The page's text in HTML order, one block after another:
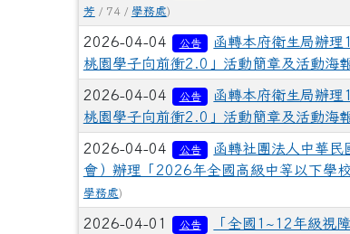
芳 / 74 / 學務處)
2026-04-04 公告
函轉本府衛生局辦
桃園學子向前衝2.0」活動簡章及活動海
2026-04-04 公告
函轉本府衛生局辦
桃園學子向前衝2.0」活動簡章及活動海
2026-04-04 公告
函轉社團法人中華
會）辦理「2026年全國高級中等以下學
學務處)
2026-04-01 公告
「全國1~12年級視